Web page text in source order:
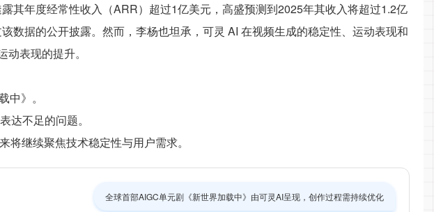
其年度经常性收入（ARR）超过1亿美元，高盛预测到2025年其收入将超过1.2亿
数据的公开披露。然而，李杨也坦承，可灵 AI 在视频生成的稳定性、运动表现和
表现的提升。
》。
达不足的问题。
继续聚焦技术稳定性与用户需求。
全球首部AIGC单元剧《新世界加载中》由可灵AI呈现，创作过程需持续优化